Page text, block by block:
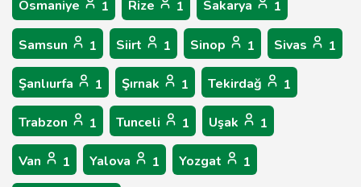
Osmaniye 1 Rize 1 Sakarya 1
Samsun 1 Siirt 1 Sinop 1 Sivas 1
Şanlıurfa 1 Şırnak 1 Tekirdağ 1
Trabzon 1 Tunceli 1 Uşak 1
Van 1 Yalova 1 Yozgat 1